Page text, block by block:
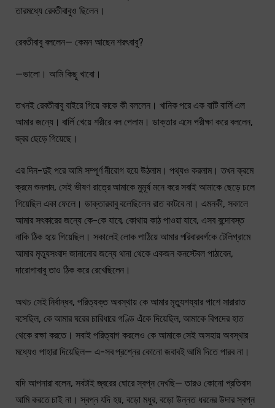
তারমধ্যে রেবতীবাবুও ছিলেন।
রেবতীবাবু বললেন— কেমন আছেন শরৎবাবু?
—ভালো। আমি কিছু খাবো।
তখনই রেবতীবাবু বাইরে গিয়ে কাকে কী বললেন। খানিক পরে এক বাটি বার্লি এল
আমার জন্যে। বার্লি খেয়ে শরীরে বল পেলাম। ডাক্তার এসে পরীক্ষা করে বললেন,
জ্বর ছেড়ে গিয়েছে।
এর দিন-দুই পরে আমি সম্পূর্ণ নীরোগ হয়ে উঠলাম। পথ্যও করলাম। তখন ক্রমে
ক্রমে শুনলাম, সেই ভীষণ রাত্রে আমাকে মুমূর্ষ মনে করে সবাই আমাকে ছেড়ে চলে
গিয়েছিল একা ফেলে। ডাক্তারবাবু বলেছিলেন রাত কাটবে না। এমনকী, সকালে
আমার সৎকারের জন্যে কে-কে যাবে, কোথায় কাঠ পাওয়া যাবে, এসব বন্দোবস্ত
নাকি ঠিক হয়ে গিয়েছিল। সকালেই লোক পাঠিয়ে আমার পরিবারবর্গকে টেলিগ্রামে
আমার মৃত্যুসংবাদ জানানোর জন্যে থানা থেকে একজন কনস্টেবল পাঠাবেন,
দারোগাবাবু তাও ঠিক করে রেখেছিলেন।
অথচ সেই নির্বান্ধব, পরিত্যক্ত অবস্থায় কে আমার মৃত্যুশয্যার পাশে সারারাত
বসেছিল, কে আমার ঘরের চারিধারে গণ্ডি এঁকে দিয়েছিল, আমাকে বিপদের হাত
থেকে রক্ষা করতে। সবাই পরিত্যাগ করলেও কে আমাকে সেই অসহায় অবস্থার
মধ্যেও পাহারা দিয়েছিল— এ-সব প্রশ্নের কোনো জবাবই আমি দিতে পারব না।
যদি আপনারা বলেন, সবটাই জ্বরের ঘোরে স্বপ্ন দেখছি— তারও কোনো প্রতিবাদ
আমি করতে চাই না। স্বপ্ন যদি হয়, বড়ো মধুর, বড়ো উন্নত ধরনের উদার স্বপ্ন